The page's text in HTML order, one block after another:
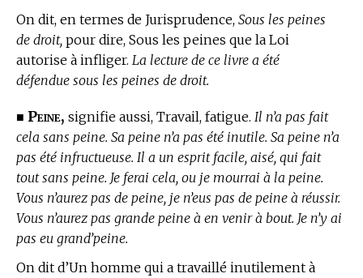
On dit, en termes de Jurisprudence, Sous les peines
de droit, pour dire, Sous les peines que la Loi
autorise à infliger. La lecture de ce livre a été
défendue sous les peines de droit.
■ Peine, signifie aussi, Travail, fatigue. Il n’a pas fait
cela sans peine. Sa peine n’a pas été inutile. Sa peine n’a
pas été infructueuse. Il a un esprit facile, aisé, qui fait
tout sans peine. Je ferai cela, ou je mourrai à la peine.
Vous n’aurez pas de peine, je n’eus pas de peine à réussir.
Vous n’aurez pas grande peine à en venir à bout. Je n’y ai
pas eu grand’peine.
On dit d’Un homme qui a travaillé inutilement à